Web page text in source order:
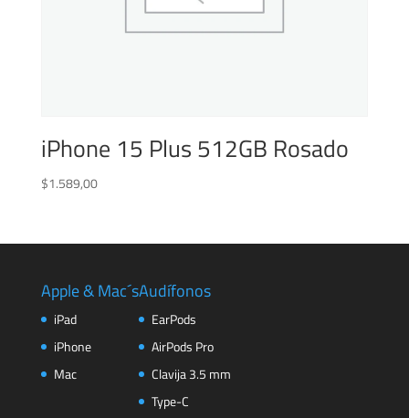
iPhone 15 Plus 512GB Rosado
$1.589,00
Apple & Mac´s
iPad
iPhone
Mac
Audífonos
EarPods
AirPods Pro
Clavija 3.5 mm
Type-C